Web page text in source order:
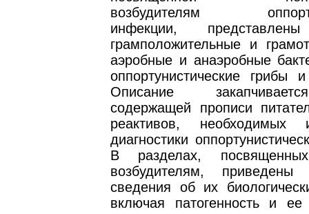
возбудителям
инфекции,
грамположительные и
аэробные и анаэробные
оппортунистические грибы
Описание
содержащей прописи
реактивов,
диагностики
В разделах,
возбудителям, приведены
сведения об их
включая патогенность и ее